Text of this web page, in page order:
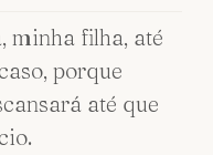
minha filha, até
porque
até que